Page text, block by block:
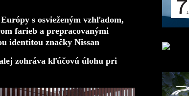
s osvieženým vzhľadom,
farieb a prepracovanými
identitou značky Nissan
zohráva kľúčovú úlohu pri